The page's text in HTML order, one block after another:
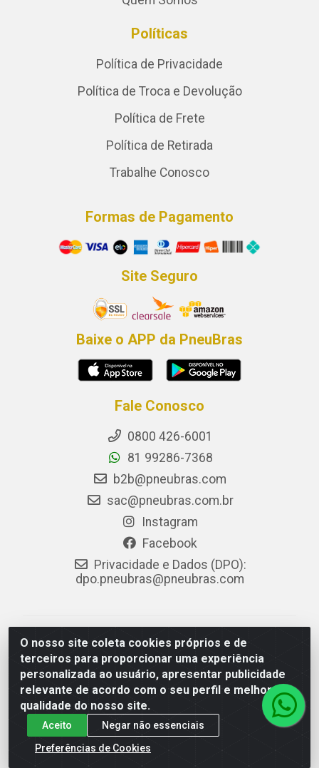
O nosso site coleta cookies próprios e de
terceiros para proporcionar uma experiência
personalizada ao usuário, apresentar publicidade
relevante de acordo com o seu perfil e melhorar a
qualidade do nosso site.
Aceito
Negar não essenciais
Preferências de Cookies
Políticas
Política de Privacidade
Política de Troca e Devolução
Política de Frete
Política de Retirada
Trabalhe Conosco
Formas de Pagamento
Site Seguro
Baixe o APP da PneuBras
Fale Conosco
0800 426-6001
81 99286-7368
b2b@pneubras.com
sac@pneubras.com.br
Instagram
Facebook
Privacidade e Dados (DPO):
dpo.pneubras@pneubras.com
PneuBras - Rodovia BR-101, KM 82 - Prazeres,
Jaboatão dos Guararapes/PE - CEP 54.335-000 - CNPJ
08.678.386/0001-05 - Pneubras Comércio de Pneus
Ltda